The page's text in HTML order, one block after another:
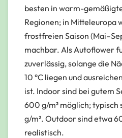
besten in warm-
Regionen; in Mitteleuropa
frostfreien Saison
machbar. Als Autoflower
zuverlässig, solange die
10 °C liegen und
ist. Indoor sind bei gutem
600 g/m² möglich;
g/m². Outdoor sind etwa
realistisch.